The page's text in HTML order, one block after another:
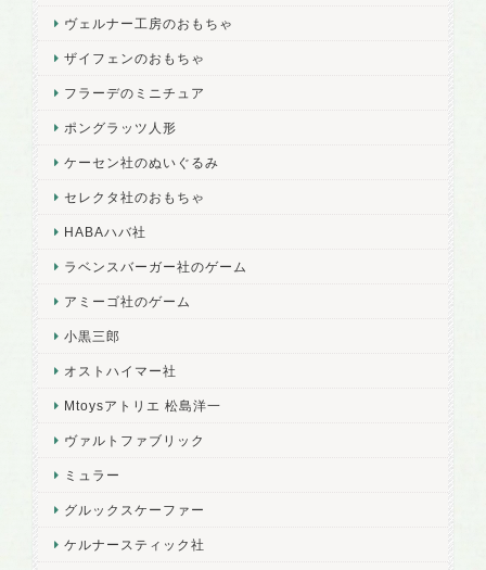
ヴェルナー工房のおもちゃ
ザイフェンのおもちゃ
フラーデのミニチュア
ポングラッツ人形
ケーセン社のぬいぐるみ
セレクタ社のおもちゃ
HABAハバ社
ラベンスバーガー社のゲーム
アミーゴ社のゲーム
小黒三郎
オストハイマー社
Mtoysアトリエ 松島洋一
ヴァルトファブリック
ミュラー
グルックスケーファー
ケルナースティック社